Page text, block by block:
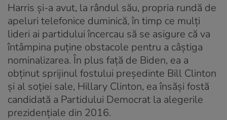
Harris şi-a avut, la rândul său, propria rundă de
apeluri telefonice duminică, în timp ce mulţi
lideri ai partidului încercau să se asigure că va
întâmpina puţine obstacole pentru a câştiga
nominalizarea. În plus faţă de Biden, ea a
obţinut sprijinul fostului preşedinte Bill Clinton
şi al soţiei sale, Hillary Clinton, ea însăşi fostă
candidată a Partidului Democrat la alegerile
prezidenţiale din 2016.